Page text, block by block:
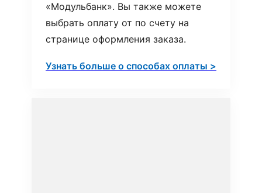
«Модульбанк». Вы также можете
выбрать оплату от по счету на
странице оформления заказа.
Узнать больше о способах оплаты >